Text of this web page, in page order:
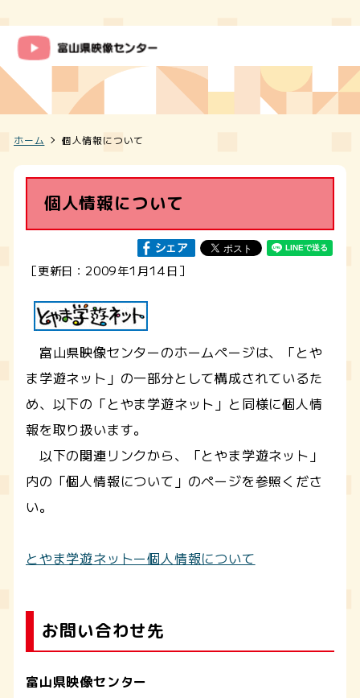
ホーム 個人情報について
個人情報について
［更新日：2009年1月14日］
富山県映像センターのホームページは、「とや
ま学遊ネット」の一部分として構成されているた
め、以下の「とやま学遊ネット」と同様に個人情
報を取り扱います。
以下の関連リンクから、「とやま学遊ネット」
内の「個人情報について」のページを参照くださ
い。
とやま学遊ネットー個人情報について
お問い合わせ先
富山県映像センター